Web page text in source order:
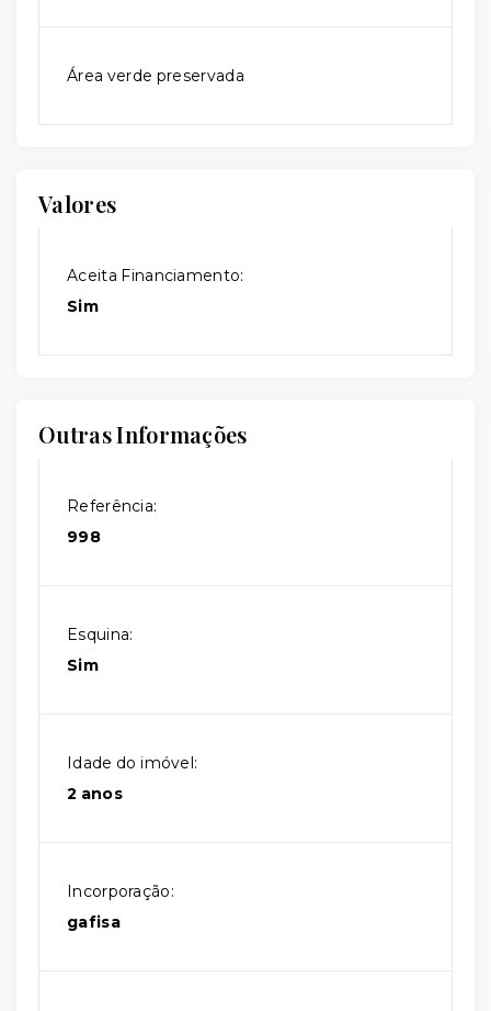
Área verde preservada
Valores
Aceita Financiamento:
Sim
Outras Informações
Referência:
998
Esquina:
Sim
Idade do imóvel:
2 anos
Incorporação:
gafisa